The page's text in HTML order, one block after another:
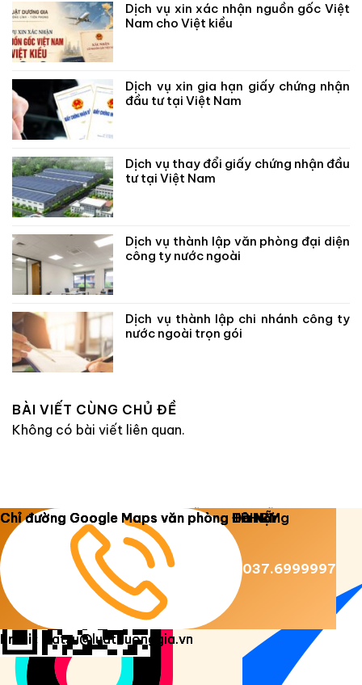
Dịch vụ xin xác nhận nguồn gốc Việt
Nam cho Việt kiều
Dịch vụ xin gia hạn giấy chứng nhận
đầu tư tại Việt Nam
Dịch vụ thay đổi giấy chứng nhận đầu
tư tại Việt Nam
Dịch vụ thành lập văn phòng đại diện
công ty nước ngoài
Dịch vụ thành lập chi nhánh công ty
nước ngoài trọn gói
BÀI VIẾT CÙNG CHỦ ĐỀ
Không có bài viết liên quan.
Copyright 2026 © Luật Dương Gia